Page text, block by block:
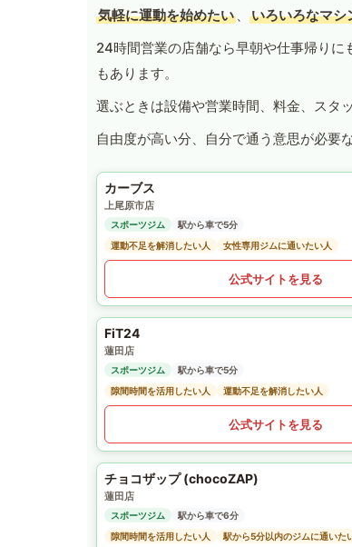
気軽に運動を始めたい 、 いろいろなマシ
24時間営業の店舗なら早朝や仕事帰り
もあります。
選ぶときは設備や営業時間、料金、スタ
自由度が高い分、自分で通う意思が必要
カーブス
上尾原市店
スポーツジム
駅から車で5分
運動不足を解消したい人
女性専用ジムに通いたい人
公式サイトを見る
FiT24
蓮田店
スポーツジム
駅から車で5分
隙間時間を活用したい人
運動不足を解消したい人
公式サイトを見る
チョコザップ (chocoZAP)
蓮田店
スポーツジム
駅から車で6分
隙間時間を活用したい人
駅から5分以内のジムに通いた